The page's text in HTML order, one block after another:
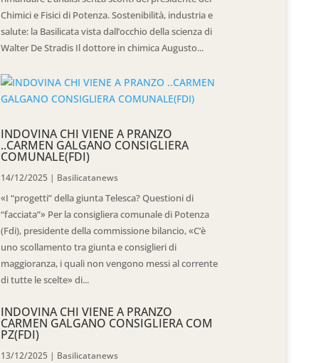
Chimici e Fisici di Potenza. Sostenibilità, industria e
salute: la Basilicata vista dall’occhio della scienza di
Walter De Stradis Il dottore in chimica Augusto...
INDOVINA CHI VIENE A PRANZO
..CARMEN GALGANO CONSIGLIERA
COMUNALE(FDI)
14/12/2025 | Basilicatanews
«I “progetti” della giunta Telesca? Questioni di
“facciata”» Per la consigliera comunale di Potenza
(Fdi), presidente della commissione bilancio, «C’è
uno scollamento tra giunta e consiglieri di
maggioranza, i quali non vengono messi al corrente
di tutte le scelte» di...
INDOVINA CHI VIENE A PRANZO
CARMEN GALGANO CONSIGLIERA COM
PZ(FDI)
13/12/2025 | Basilicatanews